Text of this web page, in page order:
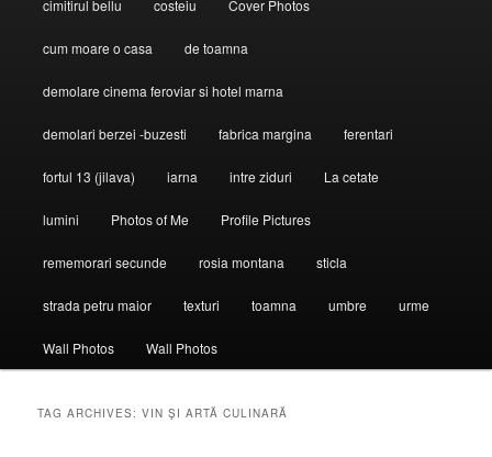
cimitirul bellu costeiu Cover Photos
cum moare o casa de toamna
demolare cinema feroviar si hotel marna
demolari berzei -buzesti fabrica margina ferentari
fortul 13 (jilava) iarna intre ziduri La cetate
lumini Photos of Me Profile Pictures
rememorari secunde rosia montana sticla
strada petru maior texturi toamna umbre urme
Wall Photos Wall Photos
TAG ARCHIVES:VIN ŞI ARTĂ CULINARĂ